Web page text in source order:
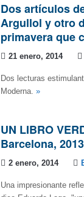
Dos artículos
Argullol y otro
primavera que
21 enero, 2014
Dos lecturas
Moderna. »
UN LIBRO
Barcelona,
2 enero, 2014
Una impresionante